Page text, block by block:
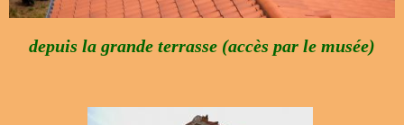
depuis la grande terrasse (accès par le musée)